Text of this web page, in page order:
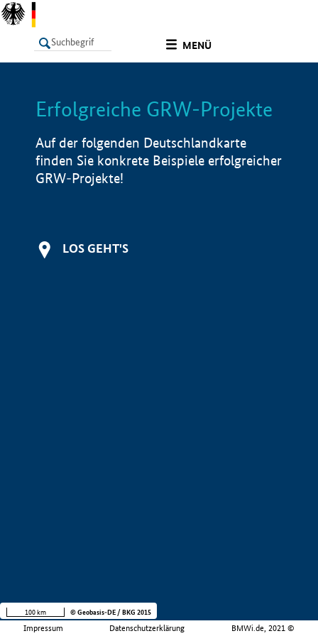
MENÜ
LISTE Info
Erfolgreiche GRW-Projekte
Auf der folgenden Deutschlandkarte
finden Sie konkrete Beispiele erfolgreicher
GRW-Projekte!
LOS GEHT'S
Impressum Datenschutzerklärung BMWi.de, 2021 ©
100 km © Geobasis-DE / BKG 2015